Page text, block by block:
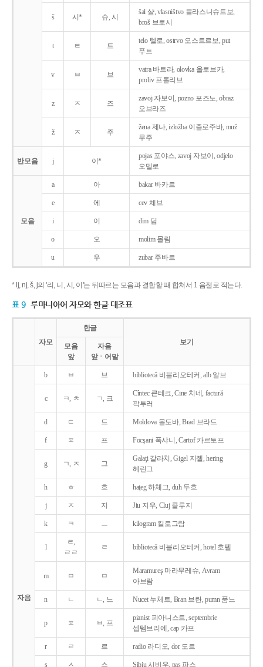
š 시* 슈, 시
šal 샬, vlasništvo 블라스니슈트보,
broš 브로시
t ㅌ 트
telo 텔로, ostrvo 오스트르보, put
푸트
v ㅂ 브
vatra 바트라, olovka 올로브카,
proliv 프롤리브
z ㅈ 즈
zavoj 자보이, pozno 포즈노, obraz
오브라즈
ž ㅈ 주
žena 제나, izložba 이즐로주바, muž
무주
반모음 j 이*
pojas 포야스, zavoj 자보이, odjelo
오델로
모음
a 아 bakar 바카르
e 에 cev 체브
i 이 dim 딤
o 오 molim 몰림
u 우 zubar 주바르
* lj, nj, š, j의 '리, 니, 시, 이'는 뒤따르는 모음과 결합할 때 합쳐서 1 음절로 적는다.
표 9 루마니아어 자모와 한글 대조표
자모
한글
보기
모음
앞
자음
앞ㆍ어말
자음
b ㅂ 브 bibliotecǎ 비블리오테커, alb 알브
c ㅋ, ㅊ ㄱ, 크
Cîntec 큰테크, Cine 치네, facturǎ
팍투러
d ㄷ 드 Moldova 몰도바, Brad 브라드
f ㅍ 프 Focşani 폭샤니, Cartof 카르토프
g ㄱ, ㅈ 그
Galaţi 갈라치, Gigel 지젤, hering
헤린그
h ㅎ 흐 haţeg 하체그, duh 두흐
j ㅈ 지 Jiu 지우, Cluj 클루지
k ㅋ ㅡ kilogram 킬로그람
l
ㄹ,
ㄹㄹ
ㄹ bibliotecǎ 비블리오테커, hotel 호텔
m ㅁ ㅁ
Maramureş 마라무레슈, Avram
아브람
n ㄴ ㄴ, 느 Nucet 누체트, Bran 브란, pumn 품느
p ㅍ ㅂ, 프
pianist 피아니스트, septembrie
셉템브리에, cap 카프
r ㄹ 르 radio 라디오, dor 도르
s ㅅ 스 Sibiu 시비우, pas 파스